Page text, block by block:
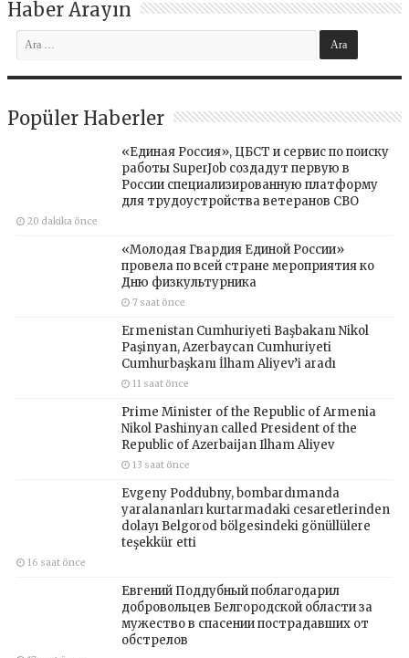
Haber Arayın
Popüler Haberler
«Единая Россия», ЦБСТ и сервис по поиску
работы SuperJob создадут первую в
России специализированную платформу
для трудоустройства ветеранов СВО
20 dakika önce
«Молодая Гвардия Единой России»
провела по всей стране мероприятия ко
Дню физкультурника
7 saat önce
Ermenistan Cumhuriyeti Başbakanı Nikol
Paşinyan, Azerbaycan Cumhuriyeti
Cumhurbaşkanı İlham Aliyev’i aradı
11 saat önce
Prime Minister of the Republic of Armenia
Nikol Pashinyan called President of the
Republic of Azerbaijan Ilham Aliyev
13 saat önce
Evgeny Poddubny, bombardımanda
yaralananları kurtarmadaki cesaretlerinden
dolayı Belgorod bölgesindeki gönüllülere
teşekkür etti
16 saat önce
Евгений Поддубный поблагодарил
добровольцев Белгородской области за
мужество в спасении пострадавших от
обстрелов